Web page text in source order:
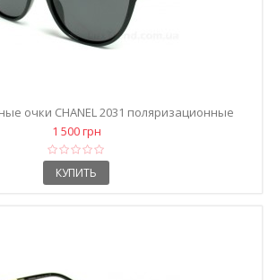
очки CHANEL 2031 поляризационные
черные
1 500 грн
КУПИТЬ